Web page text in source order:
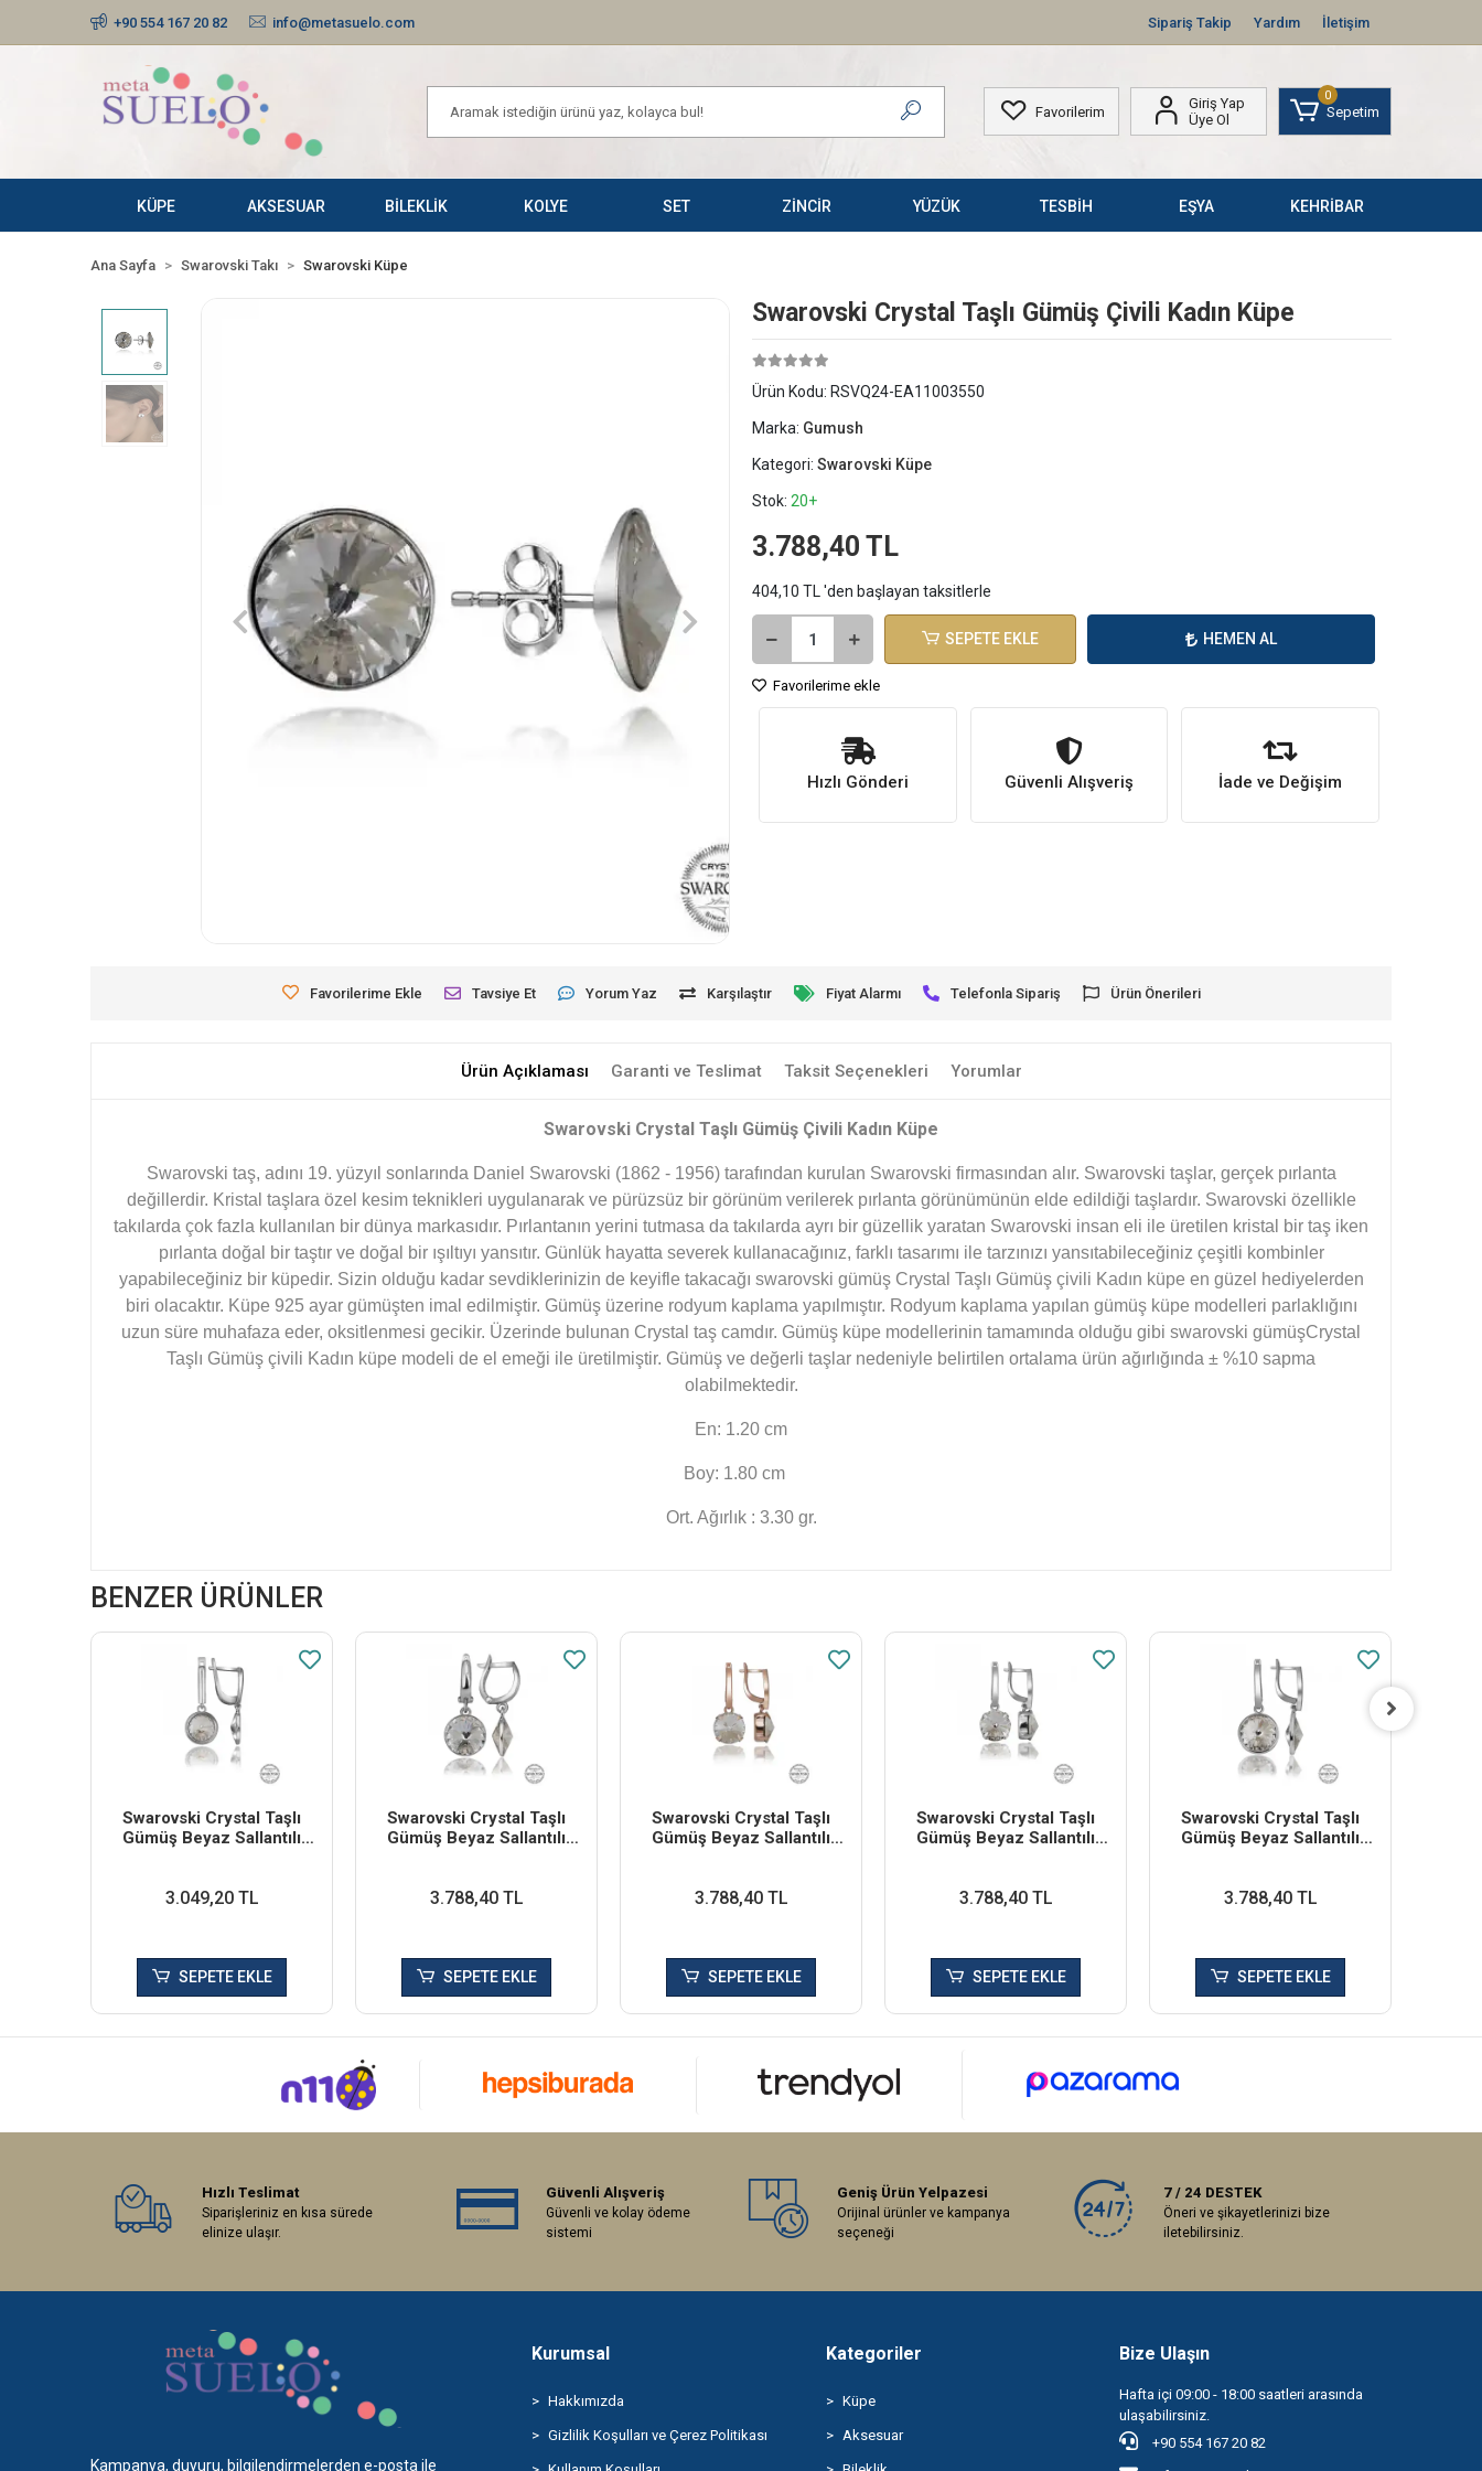
+90 554 167 20 82 info@metasuelo.com Sipariş Takip Yardım İletişim
Favorilerim
Giriş Yap
Üye Ol
0
Sepetim
KÜPE AKSESUAR BİLEKLİK KOLYE SET ZİNCİR YÜZÜK TESBİH EŞYA KEHRİBAR
Ana Sayfa Swarovski Takı Swarovski Küpe
Swarovski Crystal Taşlı Gümüş Çivili Kadın Küpe
Ürün Kodu: RSVQ24-EA11003550
Marka: Gumush
Kategori: Swarovski Küpe
Stok: 20+
3.788,40 TL
404,10 TL 'den başlayan taksitlerle
SEPETE EKLE HEMEN AL
Favorilerime ekle
Hızlı Gönderi Güvenli Alışveriş İade ve Değişim
Favorilerime Ekle Tavsiye Et Yorum Yaz Karşılaştır Fiyat Alarmı Telefonla Sipariş Ürün Önerileri
Ürün Açıklaması Garanti ve Teslimat Taksit Seçenekleri Yorumlar
Swarovski Crystal Taşlı Gümüş Çivili Kadın Küpe
Swarovski taş, adını 19. yüzyıl sonlarında Daniel Swarovski (1862 - 1956) tarafından kurulan Swarovski firmasından alır. Swarovski taşlar, gerçek pırlanta
değillerdir. Kristal taşlara özel kesim teknikleri uygulanarak ve pürüzsüz bir görünüm verilerek pırlanta görünümünün elde edildiği taşlardır. Swarovski özellikle
takılarda çok fazla kullanılan bir dünya markasıdır. Pırlantanın yerini tutmasa da takılarda ayrı bir güzellik yaratan Swarovski insan eli ile üretilen kristal bir taş iken
pırlanta doğal bir taştır ve doğal bir ışıltıyı yansıtır. Günlük hayatta severek kullanacağınız, farklı tasarımı ile tarzınızı yansıtabileceğiniz çeşitli kombinler
yapabileceğiniz bir küpedir. Sizin olduğu kadar sevdiklerinizin de keyifle takacağı swarovski gümüş Crystal Taşlı Gümüş çivili Kadın küpe en güzel hediyelerden
biri olacaktır. Küpe 925 ayar gümüşten imal edilmiştir. Gümüş üzerine rodyum kaplama yapılmıştır. Rodyum kaplama yapılan gümüş küpe modelleri parlaklığını
uzun süre muhafaza eder, oksitlenmesi gecikir. Üzerinde bulunan Crystal taş camdır. Gümüş küpe modellerinin tamamında olduğu gibi swarovski gümüşCrystal
Taşlı Gümüş çivili Kadın küpe modeli de el emeği ile üretilmiştir. Gümüş ve değerli taşlar nedeniyle belirtilen ortalama ürün ağırlığında ± %10 sapma
olabilmektedir.
En: 1.20 cm
Boy: 1.80 cm
Ort. Ağırlık : 3.30 gr.
BENZER ÜRÜNLER
Swarovski Crystal Taşlı
Gümüş Beyaz Sallantılı
3.049,20 TL
SEPETE EKLE
Swarovski Crystal Taşlı
Gümüş Beyaz Sallantılı
3.788,40 TL
SEPETE EKLE
Swarovski Crystal Taşlı
Gümüş Beyaz Sallantılı
3.788,40 TL
SEPETE EKLE
Swarovski Crystal Taşlı
Gümüş Beyaz Sallantılı
3.788,40 TL
SEPETE EKLE
Swarovski Crystal Taşlı
Gümüş Beyaz Sallantılı
3.788,40 TL
SEPETE EKLE
Hızlı Teslimat
Siparişleriniz en kısa sürede
elinize ulaşır.
Güvenli Alışveriş
Güvenli ve kolay ödeme
sistemi
Geniş Ürün Yelpazesi
Orijinal ürünler ve kampanya
seçeneği
7 / 24 DESTEK
Öneri ve şikayetlerinizi bize
iletebilirsiniz.
Kampanya, duyuru, bilgilendirmelerden e-posta ile
Kurumsal
Hakkımızda
Gizlilik Koşulları ve Çerez Politikası
Kategoriler
Küpe
Aksesuar
Bize Ulaşın
Hafta içi 09:00 - 18:00 saatleri arasında
ulaşabilirsiniz.
+90 554 167 20 82